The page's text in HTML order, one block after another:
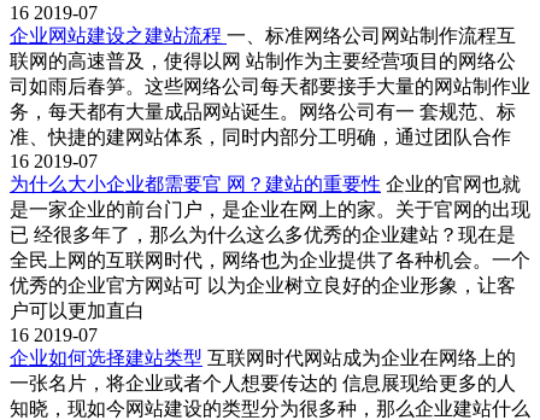
16 2019-07
企业网站建设之建站流程 一、标准网络公司网站制作流程互
联网的高速普及，使得以网 站制作为主要经营项目的网络公
司如雨后春笋。这些网络公司每天都要接手大量的网站制作业
务，每天都有大量成品网站诞生。网络公司有一 套规范、标
准、快捷的建网站体系，同时内部分工明确，通过团队合作
16 2019-07
为什么大小企业都需要官 网？建站的重要性 企业的官网也就
是一家企业的前台门户，是企业在网上的家。关于官网的出现
已 经很多年了，那么为什么这么多优秀的企业建站？现在是
全民上网的互联网时代，网络也为企业提供了各种机会。一个
优秀的企业官方网站可 以为企业树立良好的企业形象，让客
户可以更加直白
16 2019-07
企业如何选择建站类型 互联网时代网站成为企业在网络上的
一张名片，将企业或者个人想要传达的 信息展现给更多的人
知晓，现如今网站建设的类型分为很多种，那么企业建站什么